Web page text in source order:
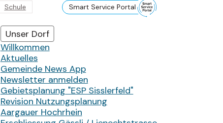
Schule Smart Service Portal
Hauptnavigation
Unser Dorf
Willkommen
Aktuelles
Gemeinde News App
Newsletter anmelden
Gebietsplanung "ESP Sisslerfeld"
Revision Nutzungsplanung
Aargauer Hochrhein